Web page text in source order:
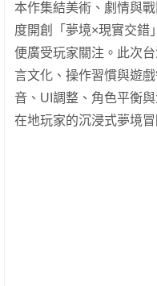
本作集結美術、劇情與
度開創「夢境×現實交錯
便廣受玩家關注。此次
言文化、操作習慣與遊
音、UI調整、角色平衡
在地玩家的沉浸式夢境冒